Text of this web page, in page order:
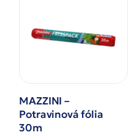
MAZZINI –
Potravinová fólia
30m